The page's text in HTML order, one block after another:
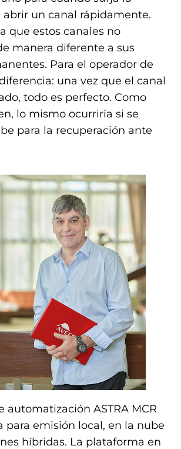
abrir un canal rápidamente.
que estos canales no
manera diferente a sus
Para el operador de
una vez que el canal
todo es perfecto. Como
lo mismo ocurriría si se
para la recuperación ante
automatización ASTRA MCR
para emisión local, en la nube
híbridas. La plataforma en